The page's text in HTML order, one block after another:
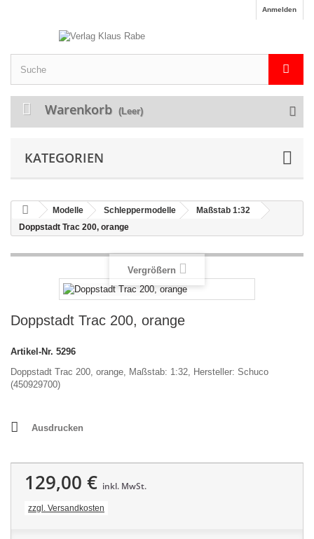
Anmelden
Warenkorb (Leer)
KATEGORIEN
Modelle Schleppermodelle
Maßstab 1:32
Doppstadt Trac 200, orange
Vergrößern
Doppstadt Trac 200, orange
Artikel-Nr. 5296
Doppstadt Trac 200, orange, Maßstab: 1:32, Hersteller: Schuco
(450929700)
Ausdrucken
129,00 € inkl. MwSt.
zzgl. Versandkosten